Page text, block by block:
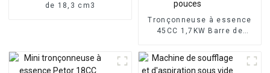
de 18,3 cm3
Tronçonneuse à essence
45CC 1,7KW Barre de